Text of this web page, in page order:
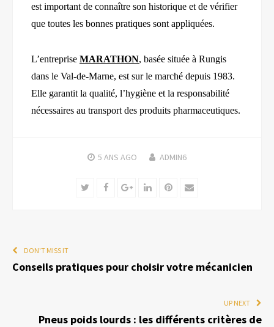
est important de connaître son historique et de vérifier
que toutes les bonnes pratiques sont appliquées.
L’entreprise MARATHON, basée située à Rungis
dans le Val-de-Marne, est sur le marché depuis 1983.
Elle garantit la qualité, l’hygiène et la responsabilité
nécessaires au transport des produits pharmaceutiques.
5 ANS AGO ADMIN6
TwitterFacebookGoogle+LinkedInPinterest
Email
DON'T MISS IT
Conseils pratiques pour choisir votre mécanicien
UP NEXT
Pneus poids lourds : les différents critères de